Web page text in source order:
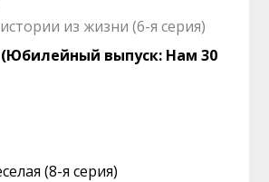
из жизни (6-я серия)
(Юбилейный выпуск: Нам 30
(8-я серия)